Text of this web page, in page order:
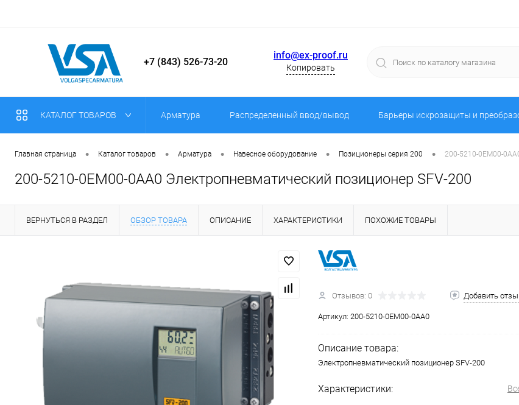
+7 (843) 526-73-20
info@ex-proof.ru
Копировать
КАТАЛОГ ТОВАРОВ Арматура Распределенный ввод/вывод Барьеры искрозащиты и
Главная страница • Каталог товаров • Арматура • Навесное оборудование • Позиционеры серия 200 • 200-5210-0EM00-
200-5210-0EM00-0AA0 Электропневматический позиционер SFV-200
ВЕРНУТЬСЯ В РАЗДЕЛ ОБЗОР ТОВАРА ОПИСАНИЕ ХАРАКТЕРИСТИКИ ПОХОЖИЕ ТОВАРЫ
Отзывов: 0 Добавить
Артикул: 200-5210-0EM00-0AA0
Описание товара:
Электропневматический позиционер SFV-200
Характеристики: